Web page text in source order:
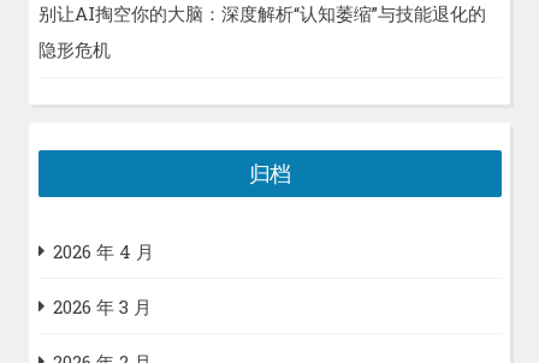
别让AI掏空你的大脑：深度解析“认知萎缩”与技能退化的
隐形危机
归档
2026 年 4 月
2026 年 3 月